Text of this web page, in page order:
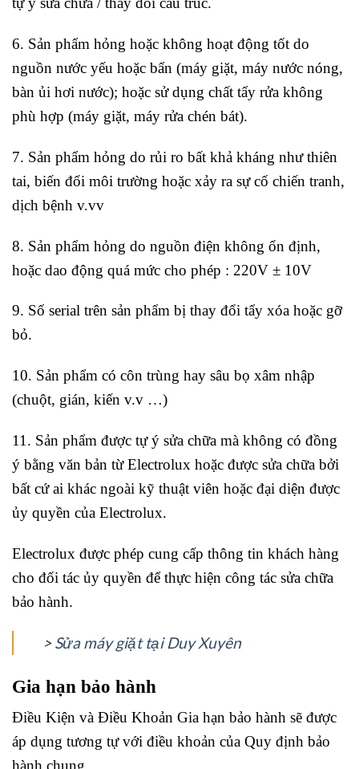
6. Sản phẩm hỏng hoặc không hoạt động tốt do
nguồn nước yếu hoặc bẩn (máy giặt, máy nước nóng,
bàn ủi hơi nước); hoặc sử dụng chất tẩy rửa không
phù hợp (máy giặt, máy rửa chén bát).
7. Sản phẩm hỏng do rủi ro bất khả kháng như thiên
tai, biến đổi môi trường hoặc xảy ra sự cố chiến tranh,
dịch bệnh v.vv
8. Sản phẩm hỏng do nguồn điện không ổn định,
hoặc dao động quá mức cho phép : 220V ± 10V
9. Số serial trên sản phẩm bị thay đổi tẩy xóa hoặc gỡ
bỏ.
10. Sản phẩm có côn trùng hay sâu bọ xâm nhập
(chuột, gián, kiến v.v …)
11. Sản phẩm được tự ý sửa chữa mà không có đồng
ý bằng văn bản từ Electrolux hoặc được sửa chữa bởi
bất cứ ai khác ngoài kỹ thuật viên hoặc đại diện được
ủy quyền của Electrolux.
Electrolux được phép cung cấp thông tin khách hàng
cho đối tác ủy quyền để thực hiện công tác sửa chữa
bảo hành.
>Sửa máy giặt tại Duy Xuyên
Gia hạn bảo hành
Điều Kiện và Điều Khoản Gia hạn bảo hành sẽ được
áp dụng tương tự với điều khoản của Quy định bảo
hành chung.